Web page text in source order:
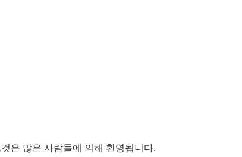
은 많은 사람들에 의해 환영됩니다.